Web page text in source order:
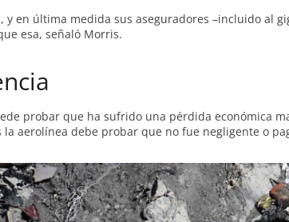
y en última medida sus aseguradores –incluido al
esa, señaló Morris.
probar que ha sufrido una pérdida económica
la aerolínea debe probar que no fue negligente o